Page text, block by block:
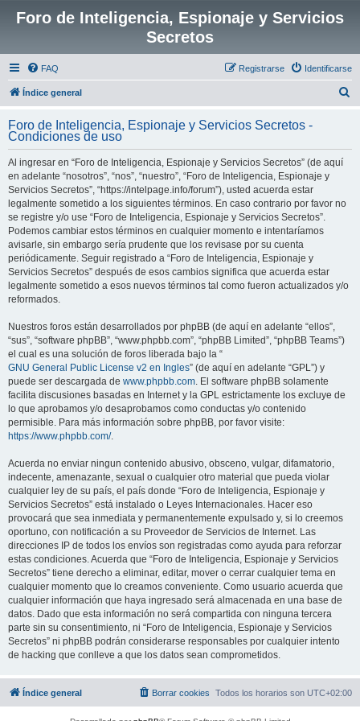
Foro de Inteligencia, Espionaje y Servicios
Secretos
FAQ Identificarse
Registrarse
Índice general
c
Foro de Inteligencia, Espionaje y Servicios Secretos -
Condiciones de uso
Al ingresar en “Foro de Inteligencia, Espionaje y Servicios Secretos” (de aquí
en adelante “nosotros”, “nos”, “nuestro”, “Foro de Inteligencia, Espionaje y
Servicios Secretos”, “https://intelpage.info/forum”), usted acuerda estar
legalmente sometido a los siguientes términos. En caso contrario por favor no
se registre y/o use “Foro de Inteligencia, Espionaje y Servicios Secretos”.
Podemos cambiar estos términos en cualquier momento e intentaríamos
avisarle, sin embargo sería prudente que los revisase por su cuenta
periódicamente. Seguir registrado a “Foro de Inteligencia, Espionaje y
Servicios Secretos” después de esos cambios significa que acuerda estar
legalmente sometido a esos nuevos términos tal como fueron actualizados y/o
reformados.
Nuestros foros están desarrollados por phpBB (de aquí en adelante “ellos”,
“sus”, “software phpBB”, “www.phpbb.com”, “phpBB Limited”, “phpBB Teams”)
el cual es una solución de foros liberada bajo la “
GNU General Public License v2 en Ingles” (de aquí en adelante “GPL”) y
puede ser descargada de www.phpbb.com. El software phpBB solamente
facilita discusiones basadas en Internet y la GPL estrictamente los excluye de
lo que aprobamos y/o desaprobamos como conductas y/o contenido
permisible. Para más información sobre phpBB, por favor visite:
https://www.phpbb.com/.
Acuerda no enviar ningun contenido abusivo, obsceno, vulgar, difamatorio,
indecente, amenazante, sexual o cualquier otro material que pueda violar
cualquier ley de su país, el país donde “Foro de Inteligencia, Espionaje y
Servicios Secretos” está instalado o Leyes Internacionales. Hacer eso
provocará que sea inmediata y permanentemente expulsado y, si lo creemos
oportuno, con notificación a su Proveedor de Servicios de Internet. Las
direcciones IP de todos los envíos son registradas como ayuda para reforzar
estas condiciones. Acuerda que “Foro de Inteligencia, Espionaje y Servicios
Secretos” tiene derecho a eliminar, editar, mover o cerrar cualquier tema en
cualquier momento que lo creamos conveniente. Como usuario acuerda que
cualquier información que haya ingresado será almacenada en una base de
datos. Dado que esta información no será compartida con ninguna tercera
parte sin su consentimiento, ni “Foro de Inteligencia, Espionaje y Servicios
Secretos” ni phpBB podrán considerarse responsables por cualquier intento
de hacking que conlleve a que los datos sean comprometidos.
Índice general Todos los horarios son UTC+02:00
Borrar cookies